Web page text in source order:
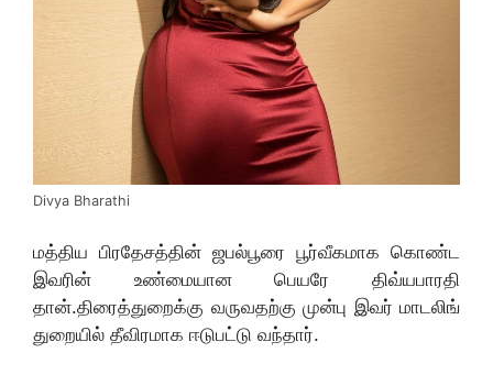
Divya Bharathi
மத்திய பிரதேசத்தின் ஜபல்பூரை பூர்வீகமாக கொண்ட
இவரின் உண்மையான பெயரே திவ்யபாரதி
தான்.திரைத்துறைக்கு வருவதற்கு முன்பு இவர் மாடலிங்
துறையில் தீவிரமாக ஈடுபட்டு வந்தார்.